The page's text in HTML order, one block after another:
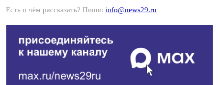
Есть о чём рассказать? Пиши: info@news29.ru